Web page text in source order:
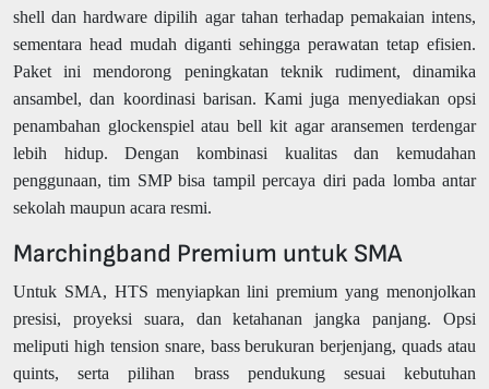
shell dan hardware dipilih agar tahan terhadap pemakaian intens,
sementara head mudah diganti sehingga perawatan tetap efisien.
Paket ini mendorong peningkatan teknik rudiment, dinamika
ansambel, dan koordinasi barisan. Kami juga menyediakan opsi
penambahan glockenspiel atau bell kit agar aransemen terdengar
lebih hidup. Dengan kombinasi kualitas dan kemudahan
penggunaan, tim SMP bisa tampil percaya diri pada lomba antar
sekolah maupun acara resmi.
Marchingband Premium untuk SMA
Untuk SMA, HTS menyiapkan lini premium yang menonjolkan
presisi, proyeksi suara, dan ketahanan jangka panjang. Opsi
meliputi high tension snare, bass berukuran berjenjang, quads atau
quints, serta pilihan brass pendukung sesuai kebutuhan